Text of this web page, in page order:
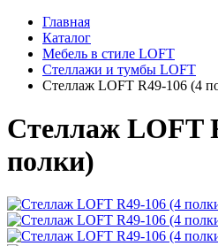
Главная
Каталог
Мебель в стиле LOFT
Стеллажи и тумбы LOFT
Стеллаж LOFT R49-106 (4
Стеллаж LOFT
полки)